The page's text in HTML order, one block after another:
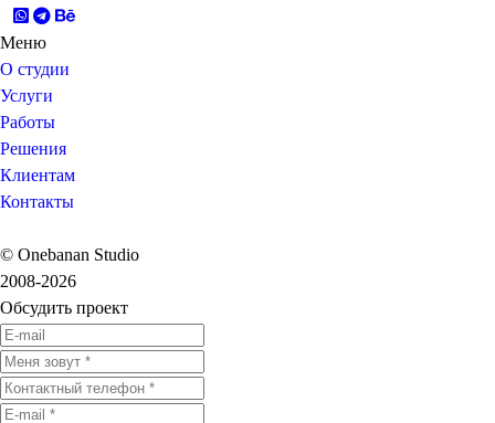
Меню
О студии
Услуги
Работы
Решения
Клиентам
Контакты
© Onebanan Studio
2008-2026
Обсудить проект